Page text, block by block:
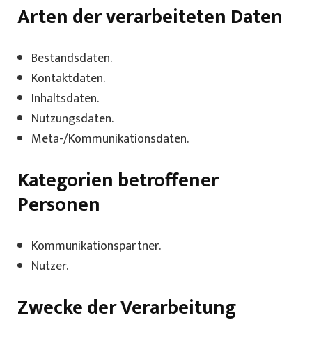
Arten der verarbeiteten Daten
Bestandsdaten.
Kontaktdaten.
Inhaltsdaten.
Nutzungsdaten.
Meta-/Kommunikationsdaten.
Kategorien betroffener
Personen
Kommunikationspartner.
Nutzer.
Zwecke der Verarbeitung